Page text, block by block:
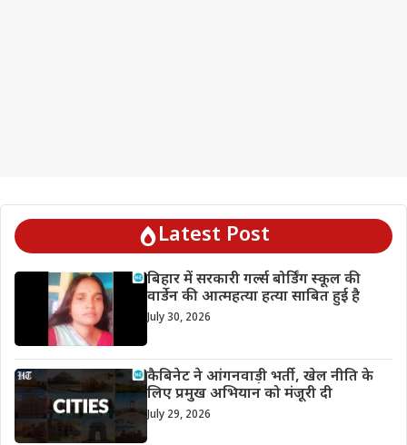
Latest Post
बिहार में सरकारी गर्ल्स बोर्डिंग स्कूल की
वार्डेन की आत्महत्या हत्या साबित हुई है
July 30, 2026
कैबिनेट ने आंगनवाड़ी भर्ती, खेल नीति के
लिए प्रमुख अभियान को मंजूरी दी
July 29, 2026